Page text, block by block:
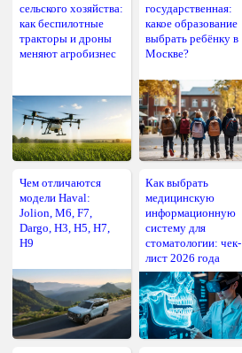
сельского хозяйства:
как беспилотные
тракторы и дроны
меняют агробизнес
государственная:
какое образование
выбрать ребёнку в
Москве?
Чем отличаются
модели Haval:
Jolion, M6, F7,
Dargo, H3, H5, H7,
H9
Как выбрать
медицинскую
информационную
систему для
стоматологии: чек-
лист 2026 года